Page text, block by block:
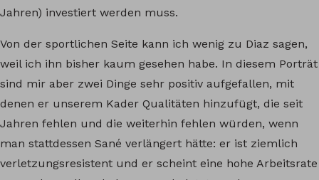
Jahren) investiert werden muss.
Von der sportlichen Seite kann ich wenig zu Diaz sagen,
weil ich ihn bisher kaum gesehen habe. In diesem Porträt
sind mir aber zwei Dinge sehr positiv aufgefallen, mit
denen er unserem Kader Qualitäten hinzufügt, die seit
Jahren fehlen und die weiterhin fehlen würden, wenn
man stattdessen Sané verlängert hätte: er ist ziemlich
verletzungsresistent und er scheint eine hohe Arbeitsrate